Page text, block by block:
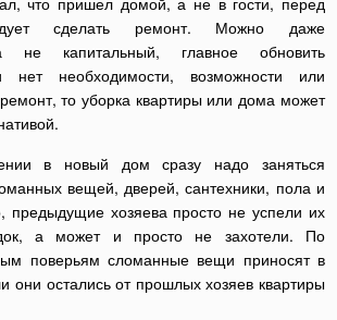
сделать ремонт. Можно даже
не капитальный, главное обновить
необходимости, возможности или
то уборка квартиры или дома может
в новый дом сразу надо заняться
вещей, дверей, сантехники, пола и
предыдущие хозяева просто не успели их
а может и просто не захотели. По
поверьям сломанные вещи приносят в
они остались от прошлых хозяев квартиры